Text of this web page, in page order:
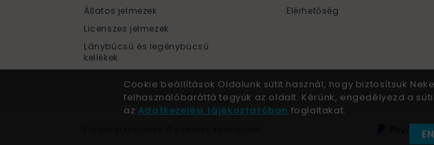
Állatos jelmezek
Licenszes jelmezek
Lánybúcsú és legénybúcsú
kellékek
Elérhetőség
Cookie beállítások Oldalunk sütit használ, hogy biztosítsuk
felhasználóbaráttá tegyük az oldalt. Kérünk, engedélyezd a
az Adatkezelési tájékoztatóban foglaltakat.